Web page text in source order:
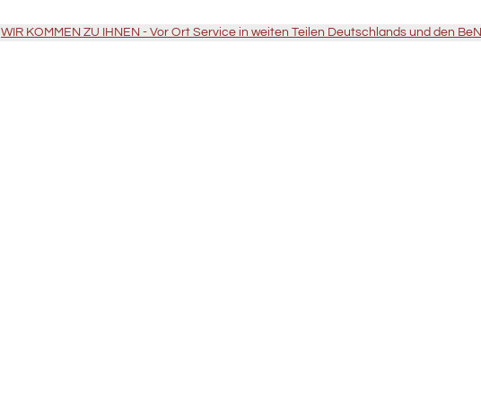
WIR KOMMEN ZU IHNEN - Vor Ort Service in weiten Teilen Deutschlands und den